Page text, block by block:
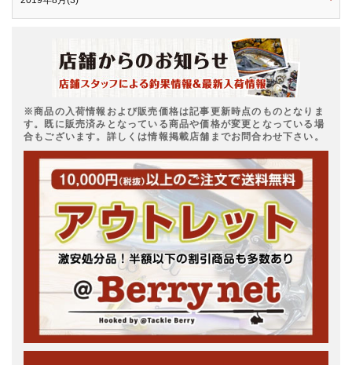
※商品の入荷情報および販売価格は記事更新時点のものとなりま
す。既に販売済みとなっている商品や価格が変更となっている場
合もございます。詳しくは情報掲載店舗までお問合わせ下さい。